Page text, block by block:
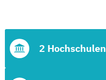
2 Hochschulen